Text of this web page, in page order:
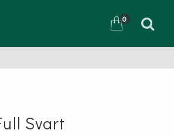
0
Svart